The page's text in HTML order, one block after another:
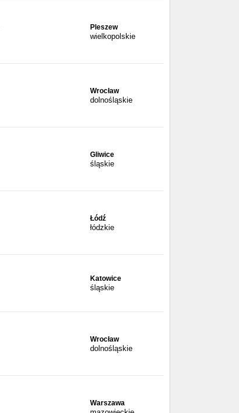
Pleszew
wielkopolskie
Wrocław
dolnośląskie
Gliwice
śląskie
Łódź
łódzkie
Katowice
śląskie
Wrocław
dolnośląskie
Warszawa